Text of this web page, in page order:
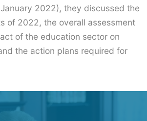
2022), they discussed the
of 2022, the overall assessment
of the education sector on
the action plans required for